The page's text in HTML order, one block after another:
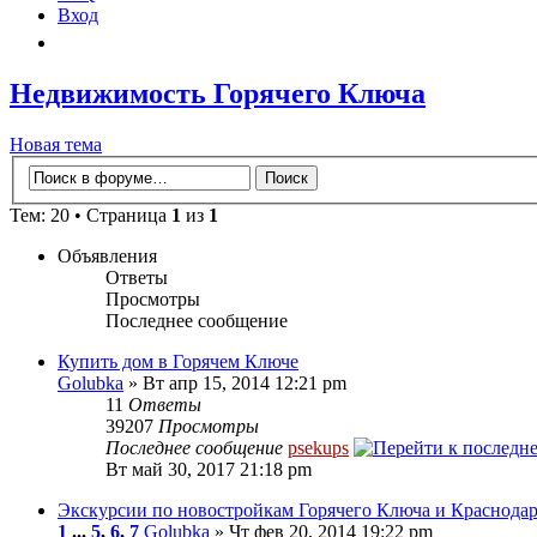
Вход
Недвижимость Горячего Ключа
Новая тема
Тем: 20 • Страница 1 из 1
Объявления
Ответы
Просмотры
Последнее сообщение
Купить дом в Горячем Ключе
Golubka » Вт апр 15, 2014 12:21 pm
11 Ответы
39207 Просмотры
Последнее сообщение psekups
Вт май 30, 2017 21:18 pm
Экскурсии по новостройкам Горячего Ключа и
1 ... 5, 6, 7 Golubka » Чт фев 20, 2014 19:22 pm